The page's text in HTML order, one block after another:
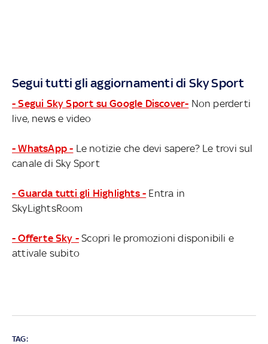
Segui tutti gli aggiornamenti di Sky Sport
- Segui Sky Sport su Google Discover- Non perderti
live, news e video
- WhatsApp - Le notizie che devi sapere? Le trovi sul
canale di Sky Sport
- Guarda tutti gli Highlights - Entra in
SkyLightsRoom
- Offerte Sky - Scopri le promozioni disponibili e
attivale subito
TAG: